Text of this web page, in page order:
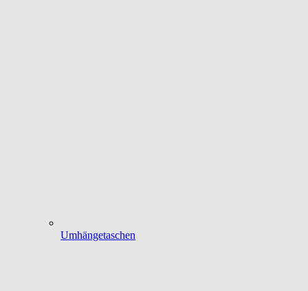
Umhängetaschen